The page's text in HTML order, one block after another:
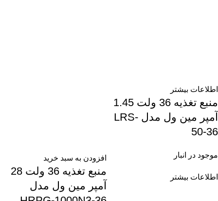
اطلاعات بیشتر
منبع تغذیه 36 ولت 1.45
آمپر مین ول مدل LRS-
50-36
موجود در انبار
اطلاعات بیشتر
افزودن به سبد خرید
منبع تغذیه 36 ولت 28
آمپر مین ول مدل